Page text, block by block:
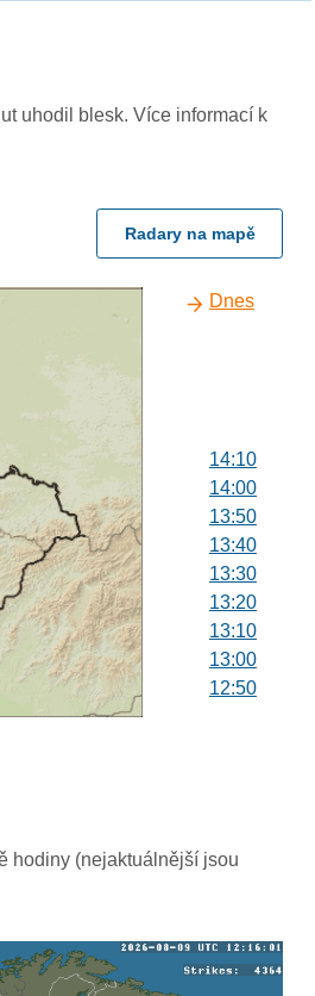
uhodil blesk. Více informací k
Radary na mapě
Dnes
14:10
14:00
13:50
13:40
13:30
13:20
13:10
13:00
12:50
11:50
11:20
11:10
hodiny (nejaktuálnější jsou